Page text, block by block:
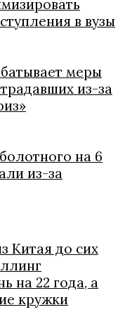
в вузы
меры
из-за
на 6
из-за
Китая до сих
на 22 года, а
кружки